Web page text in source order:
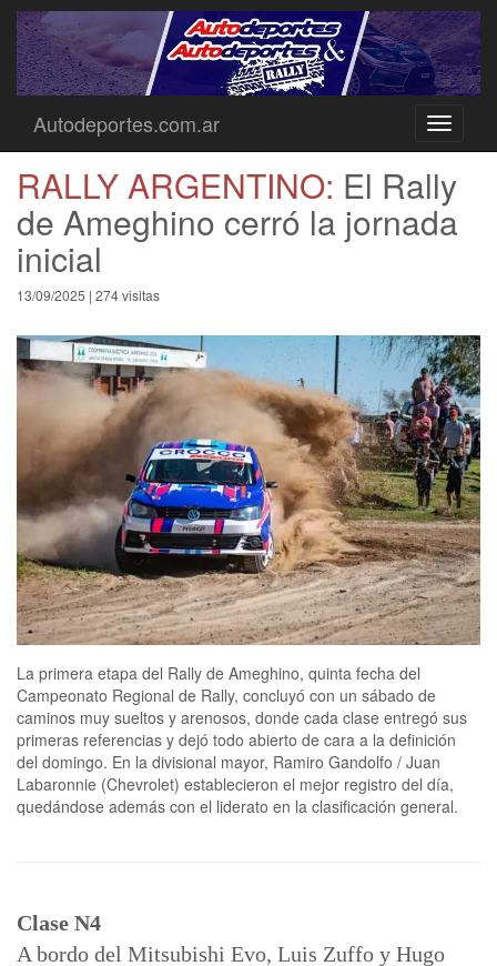
Toggle
Autodeportes.com.ar
RALLY ARGENTINO: El Rally
de Ameghino cerró la jornada
inicial
13/09/2025 | 274 visitas
La primera etapa del Rally de Ameghino, quinta fecha del
Campeonato Regional de Rally, concluyó con un sábado de
caminos muy sueltos y arenosos, donde cada clase entregó sus
primeras referencias y dejó todo abierto de cara a la definición
del domingo. En la divisional mayor, Ramiro Gandolfo / Juan
Labaronnie (Chevrolet) establecieron el mejor registro del día,
quedándose además con el liderato en la clasificación general.
Clase N4
A bordo del Mitsubishi Evo, Luis Zuffo y Hugo